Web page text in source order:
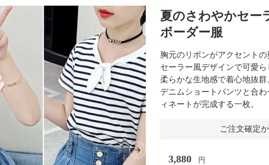
Next slide
夏のさわやかセー
ボーダー服
胸元のリボンがアクセント
セーラー風デザインで可愛ら
柔らかな生地感で着心地抜群
デニムショートパンツと合
ィネートが完成する一枚。
ご注文確定
3,880 円